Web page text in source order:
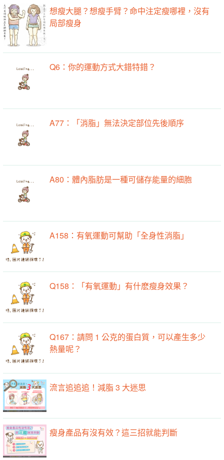
想瘦大腿？想瘦手臂？命中注定瘦哪裡，沒有
局部瘦身
Q6：你的運動方式大錯特錯？
A77：「消脂」無法決定部位先後順序
A80：體內脂肪是一種可儲存能量的細胞
A158：有氧運動可幫助「全身性消脂」
Q158：「有氧運動」有什麽瘦身效果？
Q167：請問 1 公克的蛋白質，可以產生多少
熱量呢？
流言追追追！減脂 3 大迷思
瘦身產品有沒有效？這三招就能判斷